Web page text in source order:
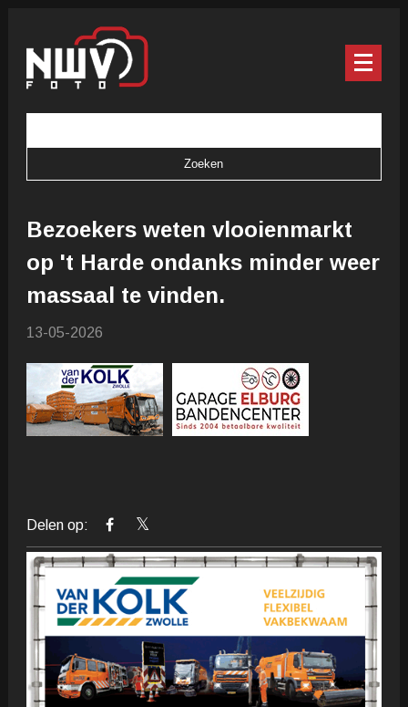
Bezoekers weten vlooienmarkt
op 't Harde ondanks minder weer
massaal te vinden.
13-05-2026
Delen op: